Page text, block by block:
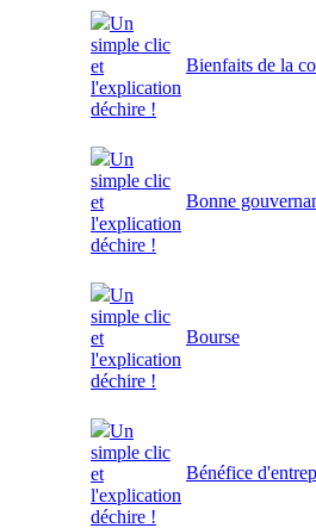
Un
simple clic
et
l'explication
déchire !
Bienfaits de la
Un
simple clic
et
l'explication
déchire !
Bonne
Un
simple clic
et
l'explication
déchire !
Bourse
Un
simple clic
et
l'explication
déchire !
Bénéfice